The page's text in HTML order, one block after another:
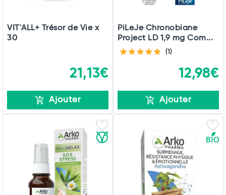
VIT'ALL+ Trésor de Vie x
30
21,13€
Ajouter
PiLeJe Chronobiane
Project LD 1,9 mg Com...
(1)
12,98€
Ajouter